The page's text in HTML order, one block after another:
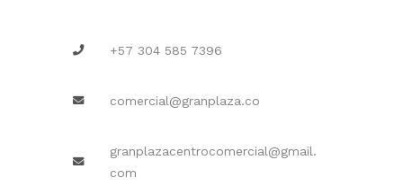
+57 304 585 7396
comercial@granplaza.co
granplazacentrocomercial@gmail.
com